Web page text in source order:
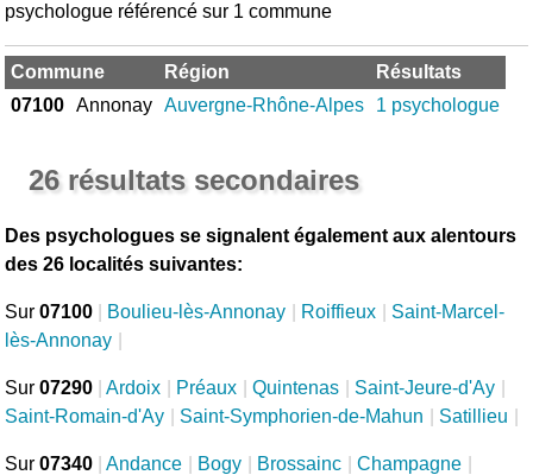
psychologue référencé sur 1 commune
Commune Région
Résultats
07100
Annonay Auvergne-Rhône-Alpes 1 psychologue
26 résultats secondaires
Des psychologues se signalent également aux alentours
des 26 localités suivantes:
Sur07100 Boulieu-lès-Annonay Roiffieux
Saint-Marcel-
lès-Annonay
Sur07290 Ardoix Préaux Quintenas Saint-Jeure-d'Ay
Saint-Romain-d'Ay
Saint-Symphorien-de-Mahun Satillieu
Sur07340 Andance Bogy Brossainc Champagne